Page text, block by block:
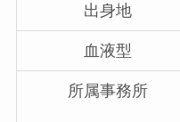
出身地
血液型
所属事務所